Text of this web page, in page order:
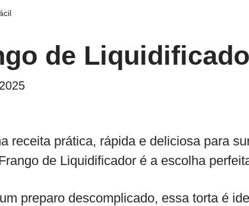
de
receita prática, rápida e deliciosa para
de Liquidificador é a escolha
preparo descomplicado, essa torta é